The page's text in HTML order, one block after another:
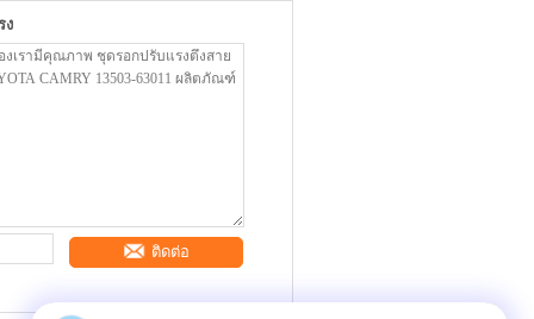
ง
ติดต่อ